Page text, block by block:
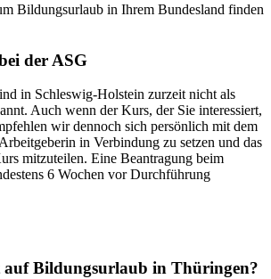
Bildungsurlaub in Ihrem Bundesland finden
der ASG
in Schleswig-Holstein zurzeit nicht als
Auch wenn der Kurs, der Sie interessiert,
wir dennoch sich persönlich mit dem
in Verbindung zu setzen und das
mitzuteilen. Eine Beantragung beim
6 Wochen vor Durchführung
auf Bildungsurlaub in Thüringen?